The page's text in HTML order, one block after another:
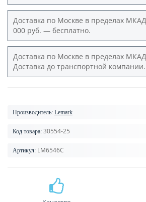
Доставка по Москве в пределах
000 руб. — бесплатно.
Доставка по Москве в пределах
Доставка до транспортной компании.
Производитель: Lemark
Код товара: 30554-25
Артикул: LM6546C